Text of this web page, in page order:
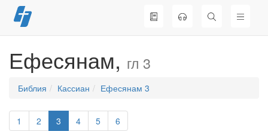
Перейти
к
Ефесянам, гл 3
Библия Кассиан Ефесянам 3
1 2 3 4 5 6